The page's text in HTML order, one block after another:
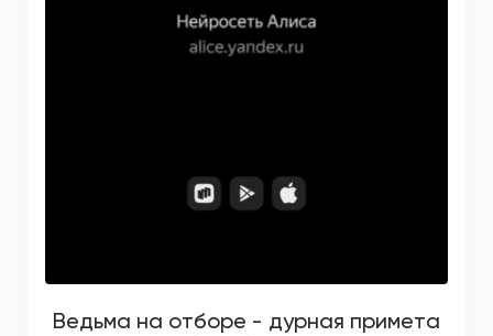
Ведьма на отборе - дурная примета